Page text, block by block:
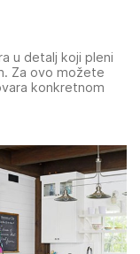
u detalj koji pleni
Za ovo možete
konkretnom